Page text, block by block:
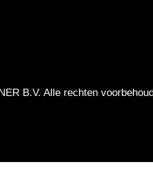
B.V. Alle rechten